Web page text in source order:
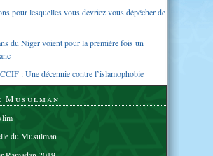
pour lesquelles vous devriez vous dépêcher de
du Niger voient pour la première fois un
: Une décennie contre l’islamophobie
Musulman
du Musulman